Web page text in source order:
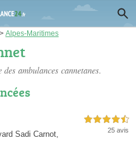
> Alpes-Maritimes
des ambulances cannetanes.
Sadi Carnot,
4,5 étoiles sur 5
25 avis